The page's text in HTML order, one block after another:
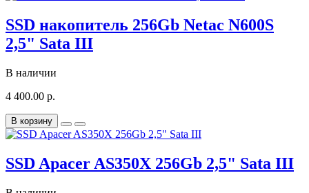
SSD накопитель 256Gb Netac N600S
2,5" Sata III
В наличии
4 400.00 р.
В корзину
SSD Apacer AS350X 256Gb 2,5" Sata III